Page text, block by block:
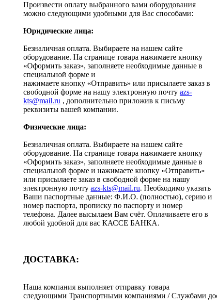
Произвести оплату выбранного вами оборудования
можно следующими удобными для Вас способами:
Юридические лица:
Безналичная оплата. Выбираете на нашем сайте
оборудование. На странице товара нажимаете кнопку
«Оформить заказ», заполняете необходимые данные в
специальной форме и
нажимаете кнопку «Отправить» или присылаете заказ в
свободной форме на нашу электронную почту azs-
kts@mail.ru , дополнительно приложив к письму
реквизиты вашей компании.
Физические лица:
Безналичная оплата. Выбираете на нашем сайте
оборудование. На странице товара нажимаете кнопку
«Оформить заказ», заполняете необходимые данные в
специальной форме и нажимаете кнопку «Отправить»
или присылаете заказ в свободной форме на нашу
электронную почту azs-kts@mail.ru. Необходимо указать
Ваши паспортные данные: Ф.И.О. (полностью), серию и
номер паспорта, прописку по паспорту и номер
телефона. Далее высылаем Вам счёт. Оплачиваете его в
любой удобной для вас КАССЕ БАНКА.
ДОСТАВКА:
Наша компания выполняет отправку товара
следующими Транспортными компаниями / Службами